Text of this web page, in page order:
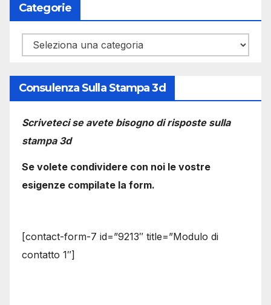
Categorie
Categorie
Consulenza Sulla Stampa 3d
Scriveteci se avete bisogno di risposte sulla
stampa 3d
Se volete condividere con noi le vostre
esigenze compilate la form.
[contact-form-7 id=”9213″ title=”Modulo di
contatto 1″]